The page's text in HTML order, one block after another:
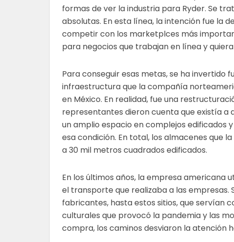
formas de ver la industria para Ryder. Se
absolutas. En esta línea, la intención fue la
competir con los marketplces más
para negocios que trabajan en línea y
Para conseguir esas metas, se ha invertido
infraestructura que la compañía
en México. En realidad, fue una
representantes dieron cuenta que existía a
un amplio espacio en complejos edificados
esa condición. En total, los almacenes que
a 30 mil metros cuadrados edificados.
En los últimos años, la empresa americana
el transporte que realizaba a las empresas.
fabricantes, hasta estos sitios, que servían
culturales que provocó la pandemia y las
compra, los caminos desviaron la atención